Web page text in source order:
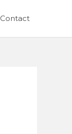
Contact